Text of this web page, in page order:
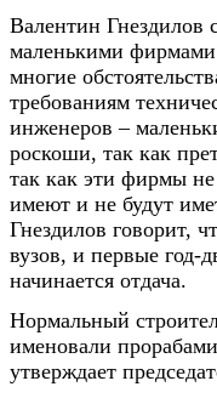
Валентин Гнездилов
маленькими
многие
требованиям
инженеров –
роскоши, так как
так как эти фирмы не
имеют и не будут
Гнездилов говорит,
вузов, и первые год-
начинается отдача.
Нормальный
именовали
утверждает